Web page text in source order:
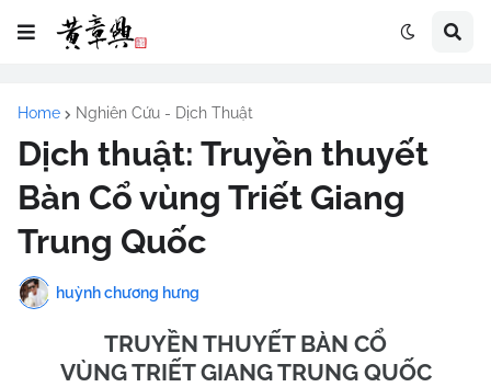
Home Nghiên Cứu - Dịch Thuật
Dịch thuật: Truyền thuyết
Bàn Cổ vùng Triết Giang
Trung Quốc
huỳnh chương hưng
TRUYỀN THUYẾT BÀN CỔ
VÙNG TRIẾT GIANG TRUNG QUỐC